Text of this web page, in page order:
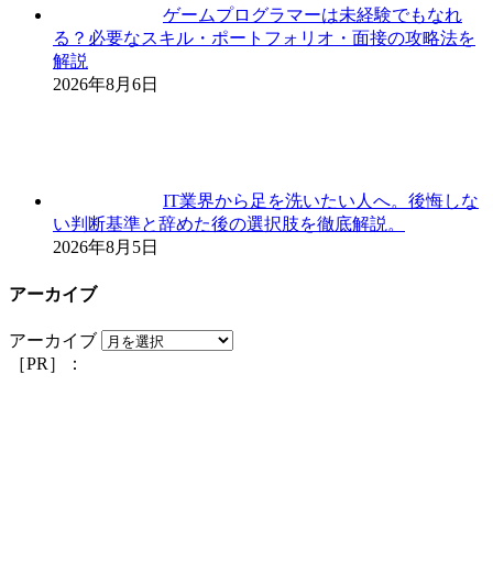
ゲームプログラマーは未経験でもなれ
る？必要なスキル・ポートフォリオ・面接の攻略法を
解説
2026年8月6日
IT業界から足を洗いたい人へ。後悔しな
い判断基準と辞めた後の選択肢を徹底解説。
2026年8月5日
アーカイブ
アーカイブ
［PR］：